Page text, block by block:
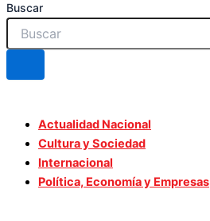
Buscar
Actualidad Nacional
Cultura y Sociedad
Internacional
Política, Economía y Empresas